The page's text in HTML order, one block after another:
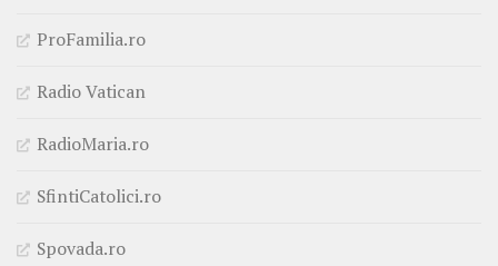
ProFamilia.ro
Radio Vatican
RadioMaria.ro
SfintiCatolici.ro
Spovada.ro